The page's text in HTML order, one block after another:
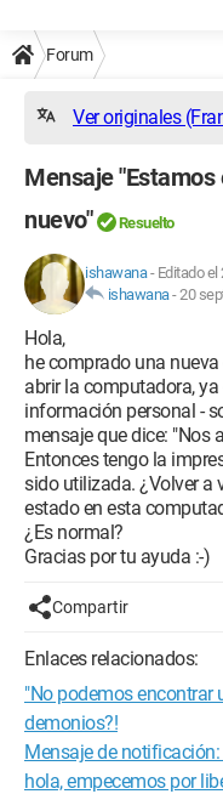
Forum
Ver originales
Mensaje
nuevo"
Resuelto
ishawana- Editado el
ishawana-20
Hola,
he comprado una
abrir la computadora,
información personal -
mensaje que dice: "Nos
Entonces tengo la
sido utilizada. ¿Volver a
estado en esta
¿Es normal?
Gracias por tu ayuda :-)
Compartir
Enlaces relacionados:
"No podemos encontrar
demonios?!
Mensaje de
hola, empecemos por